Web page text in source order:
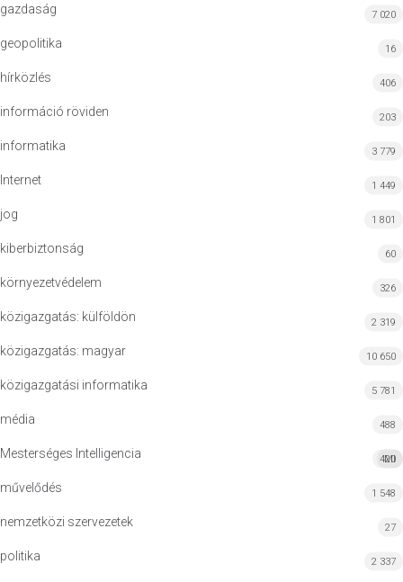
gazdaság 7 020
geopolitika 16
hírközlés 406
információ röviden 203
informatika 3 779
Internet 1 449
jog 1 801
kiberbiztonság 60
környezetvédelem 326
közigazgatás: külföldön 2 319
közigazgatás: magyar 10 650
közigazgatási informatika 5 781
média 488
Mesterséges Intelligencia MI
420
művelődés 1 548
nemzetközi szervezetek 27
politika 2 337